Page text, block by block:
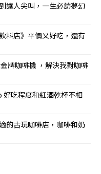
讓人尖叫，一生必訪夢幻
料店》平價又好吃，還有
牌咖啡機 ，解決我對咖啡
吃程度和紅酒乾杯不相
的古玩咖啡店，咖啡和奶